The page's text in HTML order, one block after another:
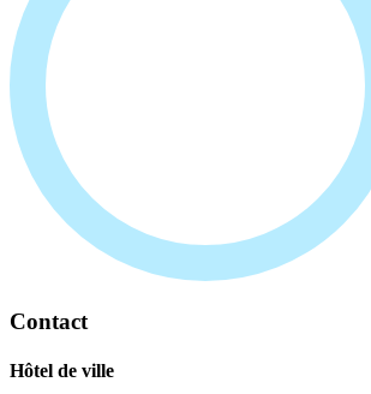
Contact
Hôtel de ville